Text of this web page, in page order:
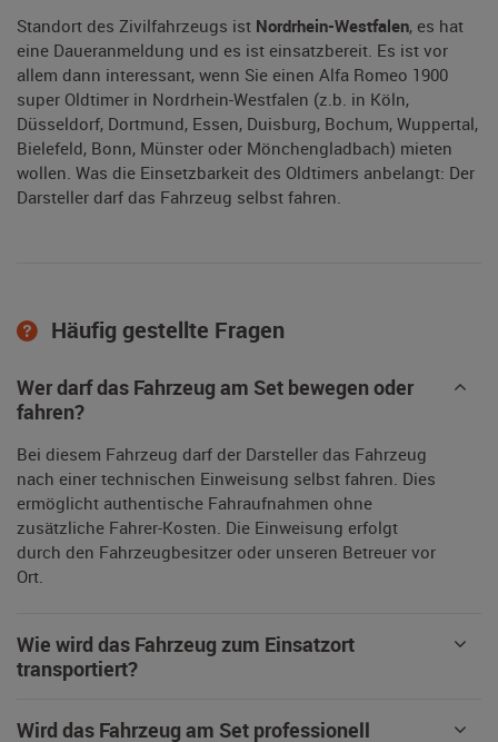
Standort des Zivilfahrzeugs ist Nordrhein-Westfalen, es hat
eine Daueranmeldung und es ist einsatzbereit. Es ist vor
allem dann interessant, wenn Sie einen Alfa Romeo 1900
super Oldtimer in Nordrhein-Westfalen (z.b. in Köln,
Düsseldorf, Dortmund, Essen, Duisburg, Bochum, Wuppertal,
Bielefeld, Bonn, Münster oder Mönchengladbach) mieten
wollen. Was die Einsetzbarkeit des Oldtimers anbelangt: Der
Darsteller darf das Fahrzeug selbst fahren.
Häufig gestellte Fragen
Wer darf das Fahrzeug am Set bewegen oder
fahren?
Bei diesem Fahrzeug darf der Darsteller das Fahrzeug
nach einer technischen Einweisung selbst fahren. Dies
ermöglicht authentische Fahraufnahmen ohne
zusätzliche Fahrer-Kosten. Die Einweisung erfolgt
durch den Fahrzeugbesitzer oder unseren Betreuer vor
Ort.
Wie wird das Fahrzeug zum Einsatzort
transportiert?
Wird das Fahrzeug am Set professionell